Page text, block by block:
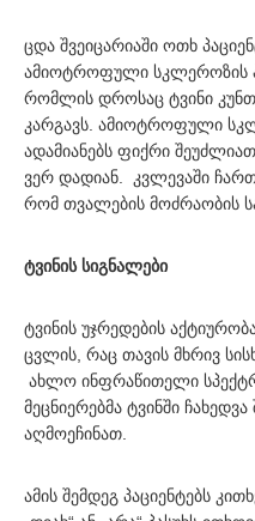
ცდა შვეიცარიაში ოთხ
ამიოტროფული სკლეროზის
რომლის დროსაც ტვინი
კარგავს. ამიოტროფული
ადამიანებს ფიქრი
ვერ დადიან. კვლევაში
რომ თვალების მოძრაობის
ტვინის სიგნალები
ტვინის უჯრედების
ცვლის, რაც თავის მხრივ
ახლო ინფრაწითელი
მეცნიერებმა ტვინში
აღმოეჩინათ.
ამის შემდეგ პაციენტებს